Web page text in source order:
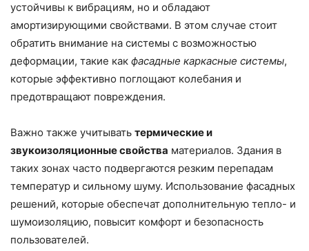
устойчивы к вибрациям, но и обладают
амортизирующими свойствами. В этом случае стоит
обратить внимание на системы с возможностью
деформации, такие как фасадные каркасные системы,
которые эффективно поглощают колебания и
предотвращают повреждения.
Важно также учитывать термические и
звукоизоляционные свойства материалов. Здания в
таких зонах часто подвергаются резким перепадам
температур и сильному шуму. Использование фасадных
решений, которые обеспечат дополнительную тепло- и
шумоизоляцию, повысит комфорт и безопасность
пользователей.